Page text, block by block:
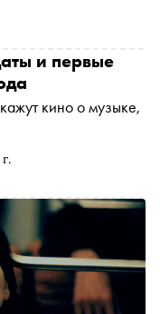
и первые
кино о музыке,